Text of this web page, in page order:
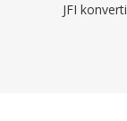
JFI